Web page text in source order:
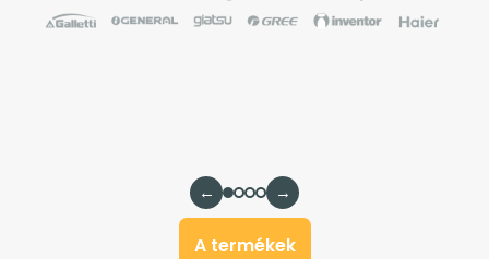
← →
A termékek